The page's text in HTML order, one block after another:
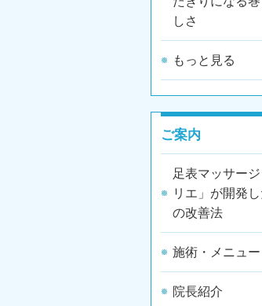
しさ
もっと見る
ご案内
足表マッサー
リエ」が開発
の改善法
施術・メニュー
院長紹介